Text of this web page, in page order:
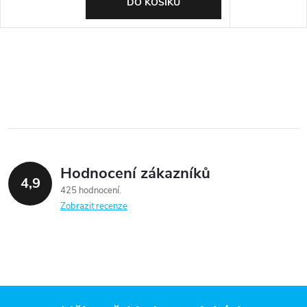
4,9 Hodnocení zákazníků
425 hodnocení
Zobrazit recenze